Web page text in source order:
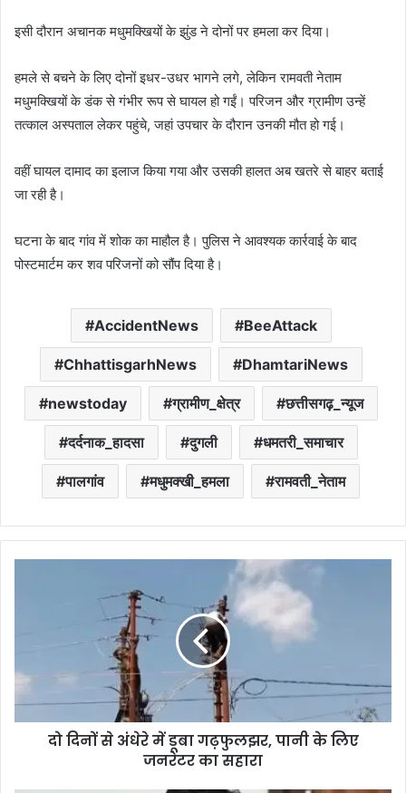
इसी दौरान अचानक मधुमक्खियों के झुंड ने दोनों पर हमला कर दिया।
हमले से बचने के लिए दोनों इधर-उधर भागने लगे, लेकिन रामवती नेताम
मधुमक्खियों के डंक से गंभीर रूप से घायल हो गईं। परिजन और ग्रामीण उन्हें
तत्काल अस्पताल लेकर पहुंचे, जहां उपचार के दौरान उनकी मौत हो गई।
वहीं घायल दामाद का इलाज किया गया और उसकी हालत अब खतरे से बाहर बताई
जा रही है।
घटना के बाद गांव में शोक का माहौल है। पुलिस ने आवश्यक कार्रवाई के बाद
पोस्टमार्टम कर शव परिजनों को सौंप दिया है।
AccidentNews BeeAttack
ChhattisgarhNews DhamtariNews
newstoday ग्रामीण_क्षेत्र छत्तीसगढ़_न्यूज
दर्दनाक_हादसा दुगली धमतरी_समाचार
पालगांव मधुमक्खी_हमला रामवती_नेताम
दो दिनों से अंधेरे में डूबा गढ़फुलझर, पानी के लिए
जनरेटर का सहारा